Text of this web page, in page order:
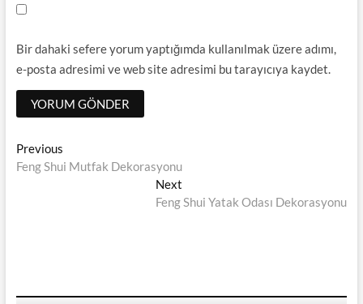
Bir dahaki sefere yorum yaptığımda kullanılmak üzere adımı,
e-posta adresimi ve web site adresimi bu tarayıcıya kaydet.
Yazı
dolaşımı
PreviousPrevious
post:
Feng Shui Mutfak Dekorasyonu
Next
post:
Feng Shui Yatak Odası Dekorasyonu